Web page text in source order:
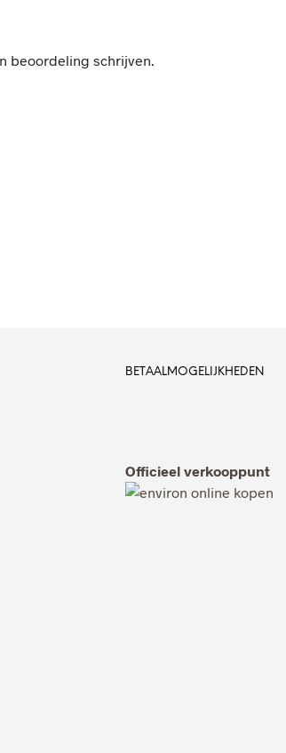
beoordeling schrijven.
BETAALMOGELIJKHEDEN
Officieel verkooppunt